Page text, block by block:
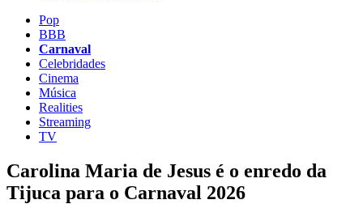
Pop
BBB
Carnaval
Celebridades
Cinema
Música
Realities
Streaming
TV
Carolina Maria de Jesus é o enredo da
Tijuca para o Carnaval 2026